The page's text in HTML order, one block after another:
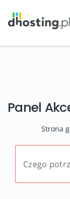
Panel
Strona